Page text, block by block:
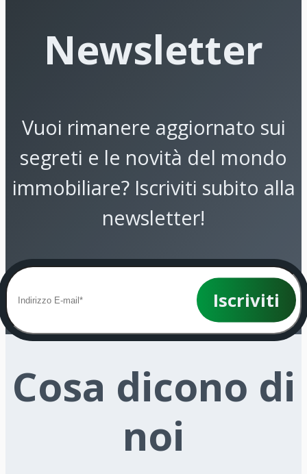
Newsletter
Vuoi rimanere aggiornato sui
segreti e le novità del mondo
immobiliare? Iscriviti subito alla
newsletter!
Iscriviti
Cosa dicono di
noi